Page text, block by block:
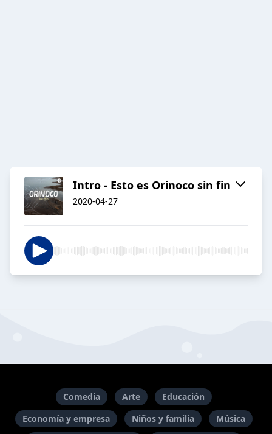
Intro - Esto es Orinoco sin fin
2020-04-27
Comedia Arte
Educación
Economía y empresa
Niños y familia
Música